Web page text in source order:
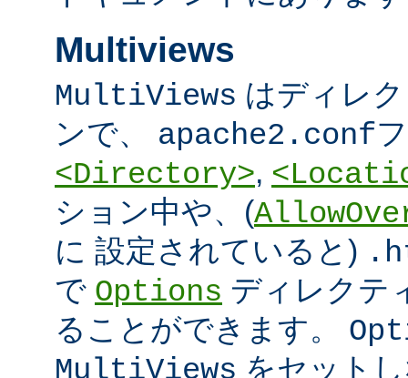
Multiviews
MultiViews はディレ
ンで、 apache2.conf
<Directory>,
ション中や、(
に 設定されていると)
で Options ディレクテ
ることができます。
をセット